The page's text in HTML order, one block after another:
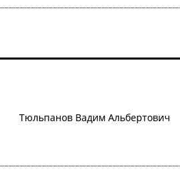
Тюльпанов Вадим Альбертович